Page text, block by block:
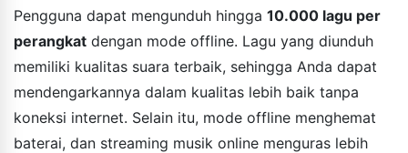
Pengguna dapat mengunduh hingga 10.000 lagu per
perangkat dengan mode offline. Lagu yang diunduh
memiliki kualitas suara terbaik, sehingga Anda dapat
mendengarkannya dalam kualitas lebih baik tanpa
koneksi internet. Selain itu, mode offline menghemat
baterai, dan streaming musik online menguras lebih